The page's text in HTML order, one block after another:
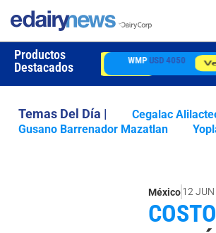
Productos
Destacados
MozzarellaUSD 4850
Temas Del Día | Cegalac
Gusano Barrenador Mazatlan
México12